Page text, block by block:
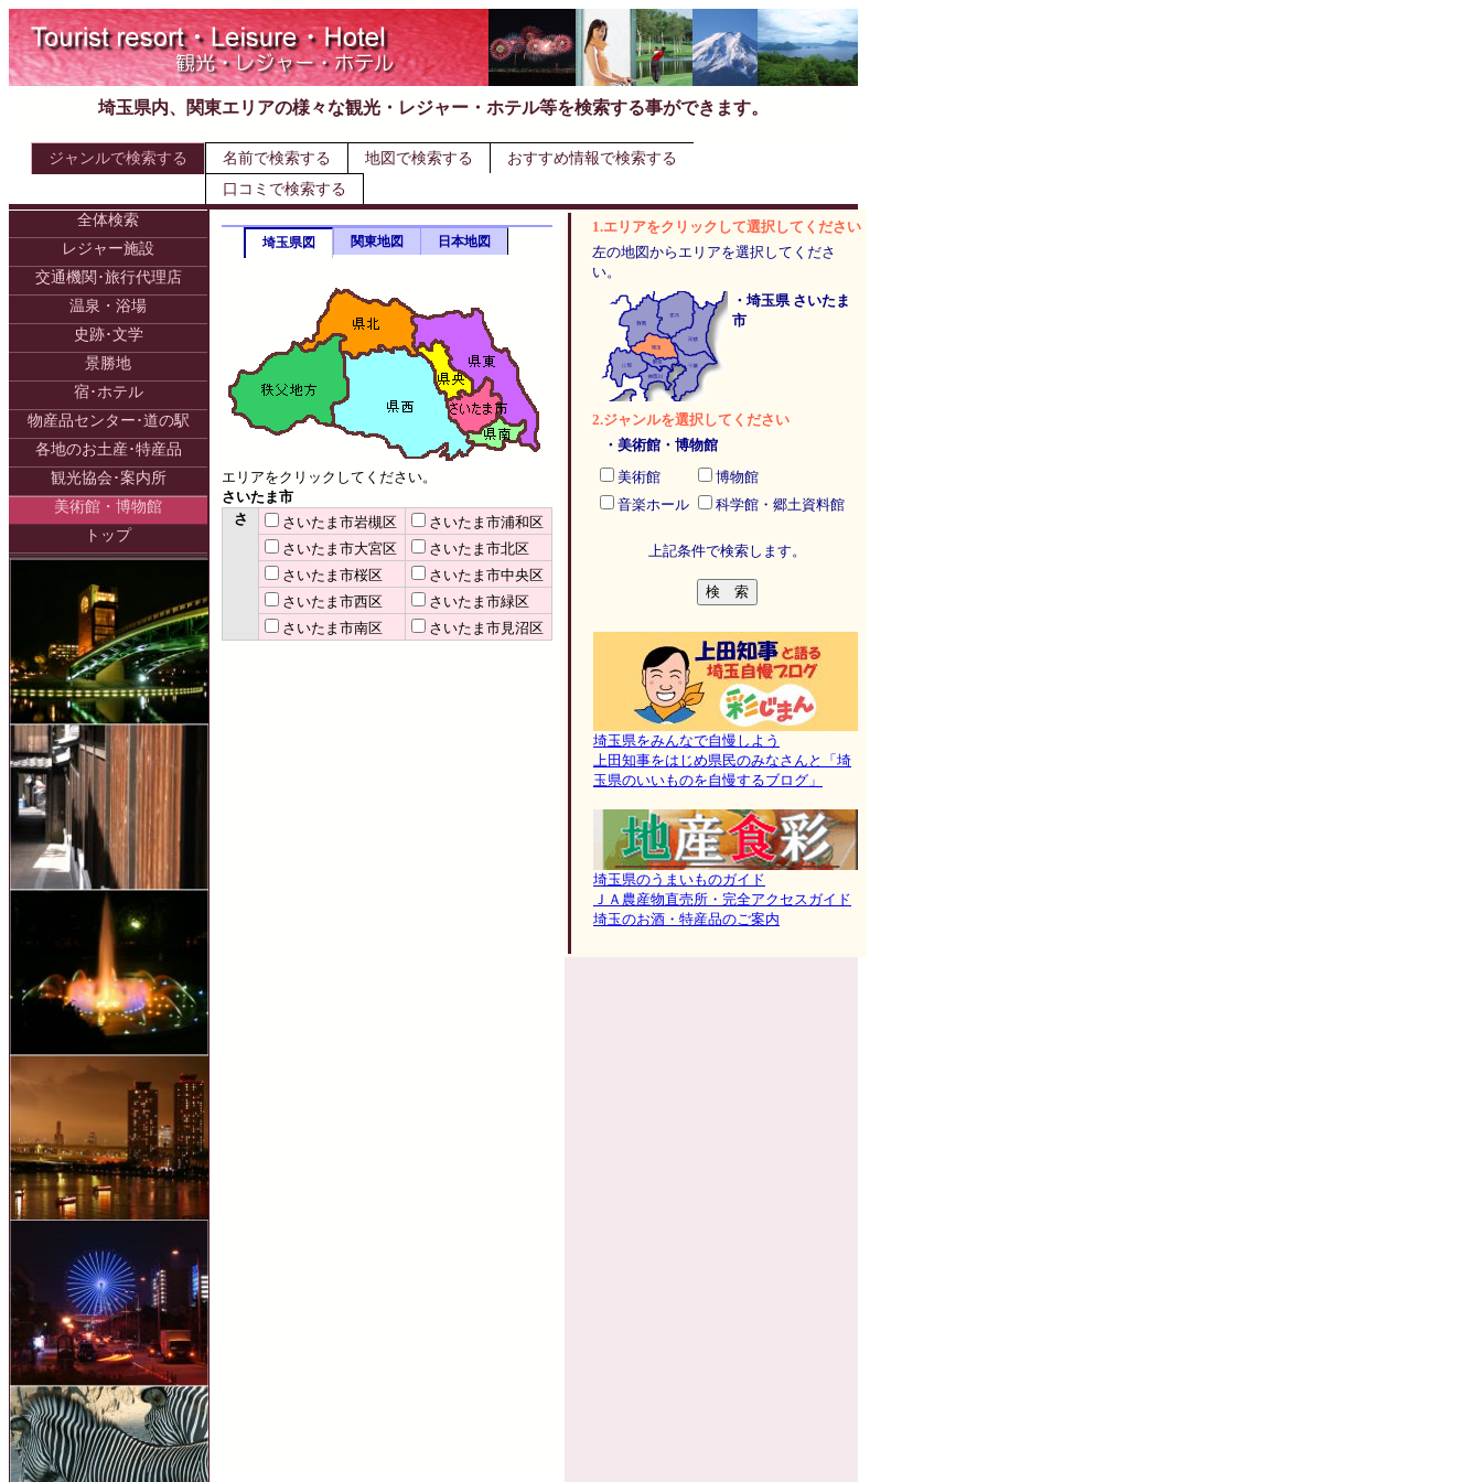
埼玉県内、関東エリアの様々な観光・レジャー・ホテル等を検索する事ができます。
ジャンルで検索する 名前で検索する 地図で検索する
おすすめ情報で検索する
口コミで検索する
全体検索
レジャー施設
交通機関･旅行代理店
温泉・浴場
史跡･文学
景勝地
宿･ホテル
物産品センター･道の駅
各地のお土産･特産品
観光協会･案内所
美術館・博物館
トップ
埼玉県図 関東地図 日本地図
エリアをクリックしてください。
さいたま市
さ
さいたま市岩槻区
さいたま市浦和区
さいたま市大宮区
さいたま市北区
さいたま市桜区
さいたま市中央区
さいたま市西区
さいたま市緑区
さいたま市南区
さいたま市見沼区
1.エリアをクリックして選択してください
左の地図からエリアを選択してくださ
い。
・埼玉県 さいたま
市
2.ジャンルを選択してください
・美術館・博物館
美術館
博物館
音楽ホール
科学館・郷土資料館
上記条件で検索します。
埼玉県をみんなで自慢しよう
上田知事をはじめ県民のみなさんと「埼
玉県のいいものを自慢するブログ」
埼玉県のうまいものガイド
ＪＡ農産物直売所・完全アクセスガイド
埼玉のお酒・特産品のご案内